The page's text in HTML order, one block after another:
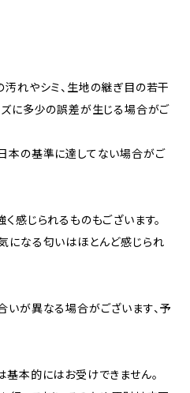
れやシミ、生地の継ぎ目の若干
ズに多少の誤差が生じる場合がご
本の基準に達してない場合がご
感じられるものもございます。
になる匂いはほとんど感じられ
が異なる場合がございます、予
本的にはお受けできません。